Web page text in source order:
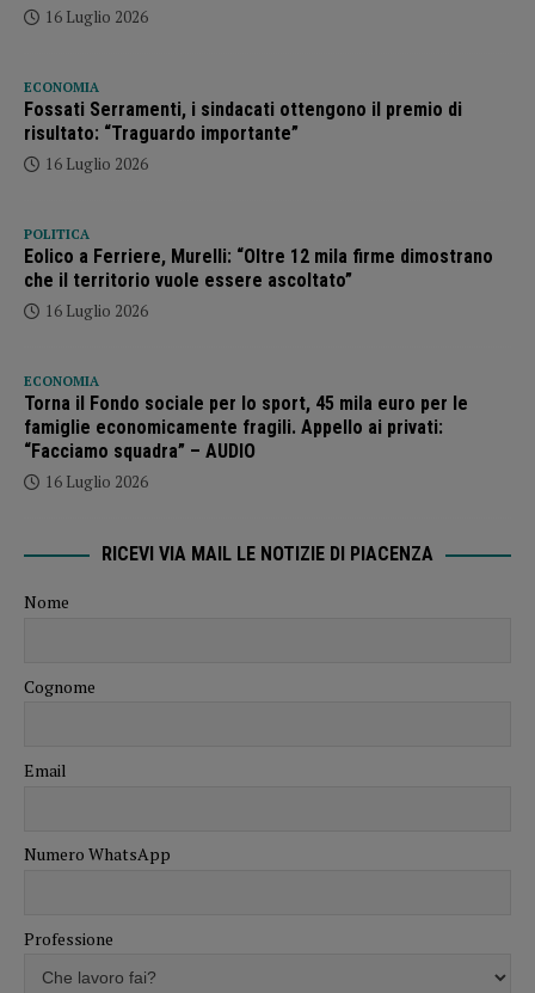
16 Luglio 2026
ECONOMIA
Fossati Serramenti, i sindacati ottengono il premio di
risultato: “Traguardo importante”
16 Luglio 2026
POLITICA
Eolico a Ferriere, Murelli: “Oltre 12 mila firme dimostrano
che il territorio vuole essere ascoltato”
16 Luglio 2026
ECONOMIA
Torna il Fondo sociale per lo sport, 45 mila euro per le
famiglie economicamente fragili. Appello ai privati:
“Facciamo squadra” – AUDIO
16 Luglio 2026
RICEVI VIA MAIL LE NOTIZIE DI PIACENZA
Nome
Cognome
Email
Numero WhatsApp
Professione